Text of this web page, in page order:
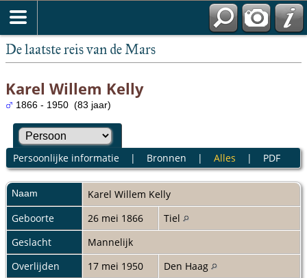
De laatste reis van de Mars
Karel Willem Kelly
1866 - 1950 (83 jaar)
Persoonlijke informatie| Bronnen | Alles | PDF
Naam Karel Willem Kelly
Geboorte
26 mei 1866
Tiel
Geslacht
Mannelijk
Overlijden
17 mei 1950
Den Haag